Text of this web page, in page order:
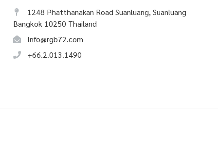
1248 Phatthanakan Road Suanluang, Suanluang
Bangkok 10250 Thailand
Info@rgb72.com
+66.2.013.1490